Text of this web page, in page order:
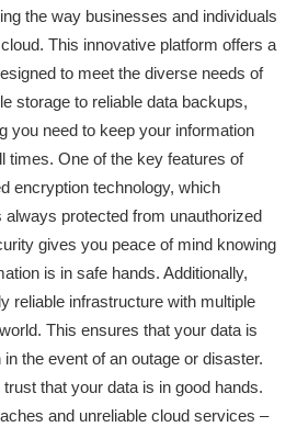
the way businesses and individuals
This innovative platform offers a
to meet the diverse needs of
storage to reliable data backups,
you need to keep your information
times. One of the key features of
encryption technology, which
protected from unauthorized
gives you peace of mind knowing
is in safe hands. Additionally,
reliable infrastructure with multiple
This ensures that your data is
the event of an outage or disaster.
that your data is in good hands.
and unreliable cloud services –